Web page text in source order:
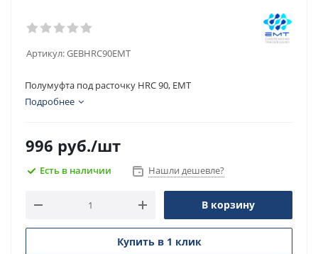
Артикул:GEBHRC90EMT
Полумуфта под расточку HRC 90, EMT
Подробнее
996 руб./шт
Есть в наличии Нашли дешевле?
В корзину
Купить в 1 клик